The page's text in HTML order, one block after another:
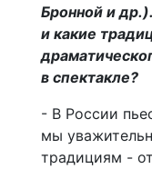
Бронной и
и какие
в спектакле?
- В России
мы
традициям -